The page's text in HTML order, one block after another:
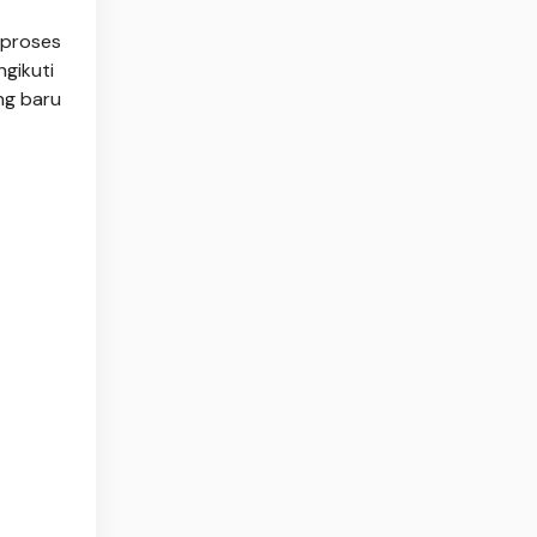
baru